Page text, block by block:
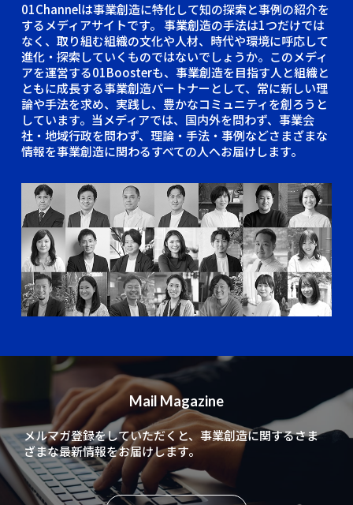
01Channelは事業創造に特化して知の探索と事例の紹介を
するメディアサイトです。 事業創造の手法は1つだけでは
なく、取り組む組織の文化や人材、時代や環境に呼応して
進化・探索していくものではないでしょうか。このメディ
アを運営する01Boosterも、事業創造を目指す人と組織と
ともに成長する事業創造パートナーとして、常に新しい理
論や手法を求め、実践し、豊かなコミュニティを創ろうと
しています。当メディアでは、国内外を問わず、事業会
社・地域行政を問わず、理論・手法・事例などさまざまな
情報を事業創造に関わるすべての人へお届けします。
Mail Magazine
メルマガ登録をしていただくと、事業創造に関するさま
ざまな最新情報をお届けします。